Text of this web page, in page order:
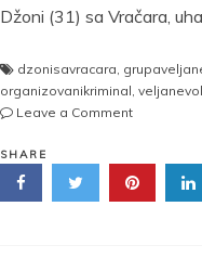
Džoni (31) sa Vračara,
dzonisavracara,
organizovanikriminal,
Leave a Commenton
Vračara
koji
SHARE